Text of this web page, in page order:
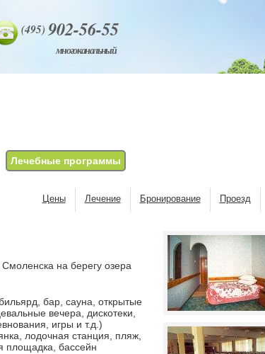
(495) 902-56-55
многоканальный
Лечебные программы
Цены Лечение Бронирование Проезд
на берегу озера
бар, сауна, открытые
вечера, дискотеки,
игры и т.д.)
лодочная станция, пляж,
площадка, бассейн